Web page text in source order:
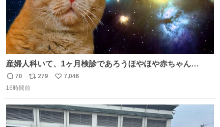
産婦人科いて、1ヶ月検診であろうほやほや赤ちゃん👩‍🍼
と推定2,3歳の女の子👧🏻をワンオペで連れてるママがいる
のだけども 女の子ずっとママの側から離れない…⁉️ 手を繋
たいにﾄﾃﾄﾃついてってるし逃走しないし脱走しないし逃げ
ないし走ら文字数
返
信
70
リ
ポ
ト
数
279
い
数
7,046
16時間前